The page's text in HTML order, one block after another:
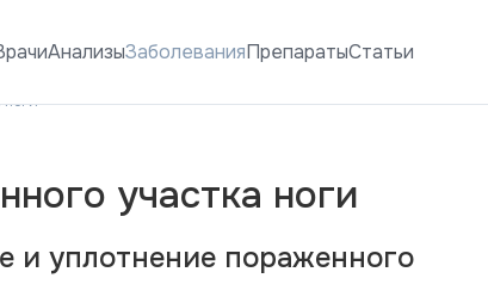
АнализыЗаболеванияПрепаратыСтатьи
ноги
участка ноги
и уплотнение пораженного